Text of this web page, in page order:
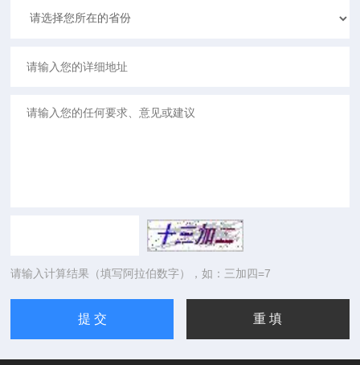
请输入计算结果（填写阿拉伯数字），如：三加四=7